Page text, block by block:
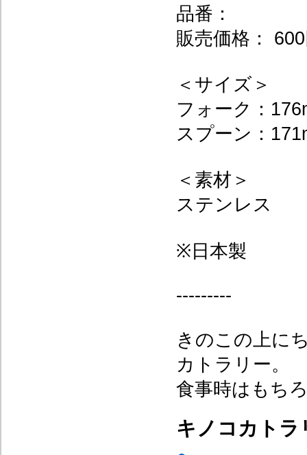
品番：
販売価格：
＜サイズ＞
フォーク：
スプーン：
＜素材＞
ステンレス
※日本製
---------
きのこの上に
カトラリー。
食事時はもち
キノコカトラ